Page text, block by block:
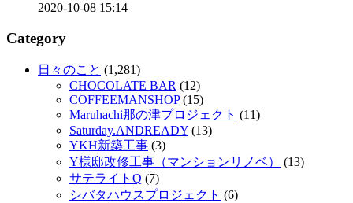
2020-10-08 15:14
Category
日々のこと (1,281)
CHOCOLATE BAR (12)
COFFEEMANSHOP(15)
Maruhachi那の津プロジェクト (11)
Saturday.ANDREADY (13)
YKH新築工事 (3)
Y様邸改修工事（マンションリノベ）
(13)
サテライトQ (7)
シバタハウスプロジェクト (6)